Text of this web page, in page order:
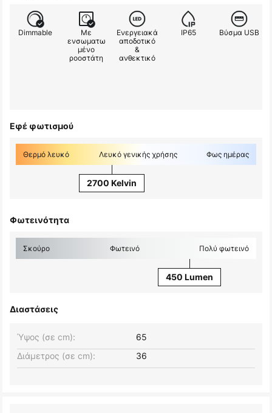
Dimmable
Με
ενσωματω
μένο
ροοστάτη
Ενεργειακά
αποδοτικό
&
ανθεκτικό
IP65 Βύσμα USB
Εφέ φωτισμού
Θερμό λευκό Λευκό γενικής χρήσης Φως ημέρας
2700 Kelvin
Φωτεινότητα
Σκούρο Φωτεινό Πολύ φωτεινό
450 Lumen
Διαστάσεις
Ύψος (σε cm):
65
Διάμετρος (σε cm):
36